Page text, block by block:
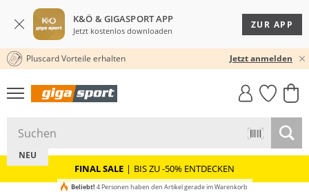
K&Ö & GIGASPORT APP
Jetzt kostenlos downloaden
ZUR APP
30 TAGE RÜCKGABERECHT
Pluscard Vorteile erhalten Jetzt anmelden
GIGASTYLE
FAHRRAD­
MUST-HAVE
FINAL SALE | BIS ZU -50% ENTDECKEN
NEU
Beliebt! 4 Personen haben den Artikel gerade im Warenkorb